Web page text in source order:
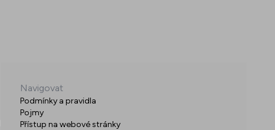
Navigovat
Podmínky a pravidla
Pojmy
Přístup na webové stránky